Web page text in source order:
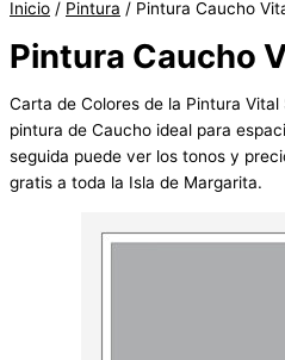
Inicio / Pintura / Pintura Caucho
Pintura Caucho
Carta de Colores de la Pintura Vital
pintura de Caucho ideal para
seguida puede ver los tonos y
gratis a toda la Isla de Margarita.